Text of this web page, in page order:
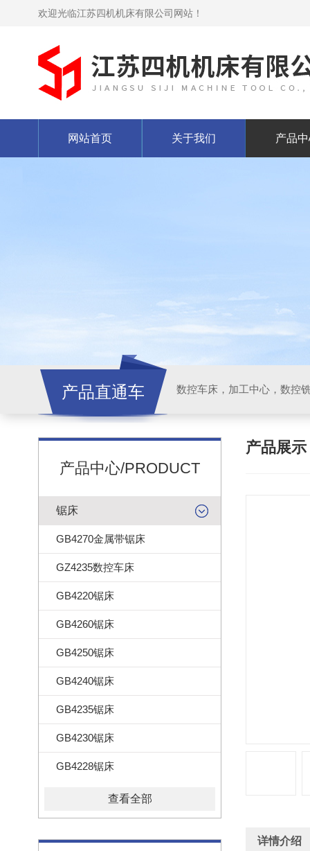
欢迎光临江苏四机机床有限公司网站！
网站首页 关于我们 产品
产品直通车
产品中心/PRODUCT
锯床
GB4270金属带锯床
GZ4235数控车床
GB4220锯床
GB4260锯床
GB4250锯床
GB4240锯床
GB4235锯床
GB4230锯床
GB4228锯床
查看全部
产品展示
详情介绍